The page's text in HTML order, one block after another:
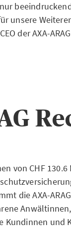
unsere
der AXA-
von CHF
die AXA-
und